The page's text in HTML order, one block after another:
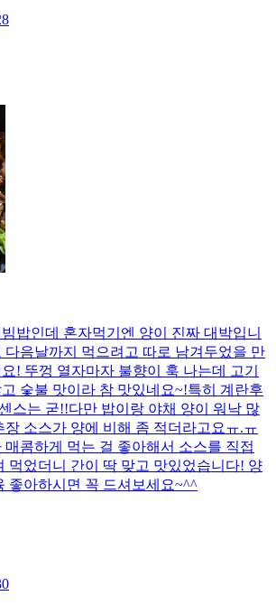
밥인데 혼자먹기엔 양이 진짜 대박입니
다음날까지 먹으려고 따로 남겨두었을 만
! 뚜껑 열자마자 불향이 훅 나는데 고기
숯불 맛이라 참 맛있네요~!특히 계란후
스는 굳!! ​다만 밥이랑 야채 양이 워낙 많
장 소스가 양에 비해 좀 적더라고요ㅠ.ㅠ
매콤하게 먹는 걸 좋아해서 소스를 직접
먹었더니 간이 딱 맞고 맛있었습니다! 양
좋아하시면 꼭 드셔보세요~^^